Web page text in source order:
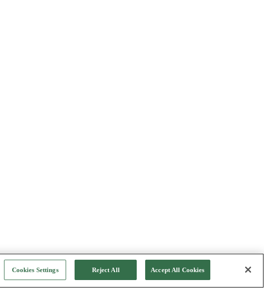
Cookies Settings Reject All Accept All Cookies